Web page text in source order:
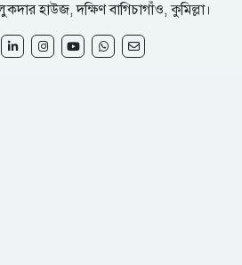
হাউজ, দক্ষিণ বাগিচাগাঁও, কুমিল্লা।